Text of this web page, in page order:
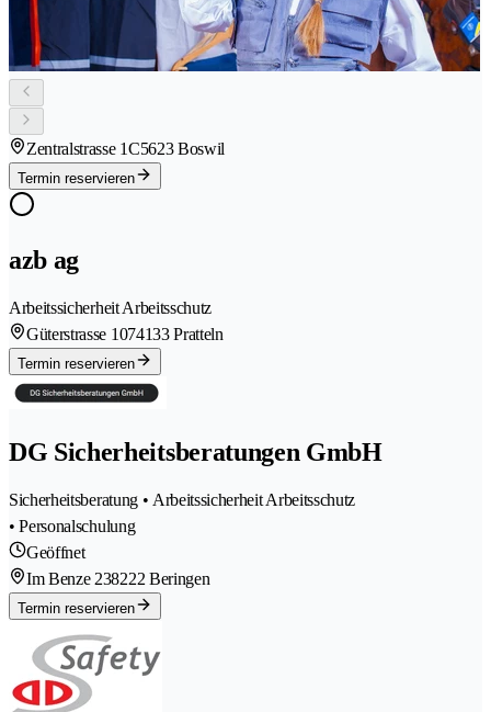
Zentralstrasse 1C5623 Boswil
Termin reservieren
azb ag
Arbeitssicherheit Arbeitsschutz
Güterstrasse 1074133 Pratteln
Termin reservieren
DG Sicherheitsberatungen GmbH
Sicherheitsberatung • Arbeitssicherheit Arbeitsschutz
• Personalschulung
Geöffnet
Im Benze 238222 Beringen
Termin reservieren